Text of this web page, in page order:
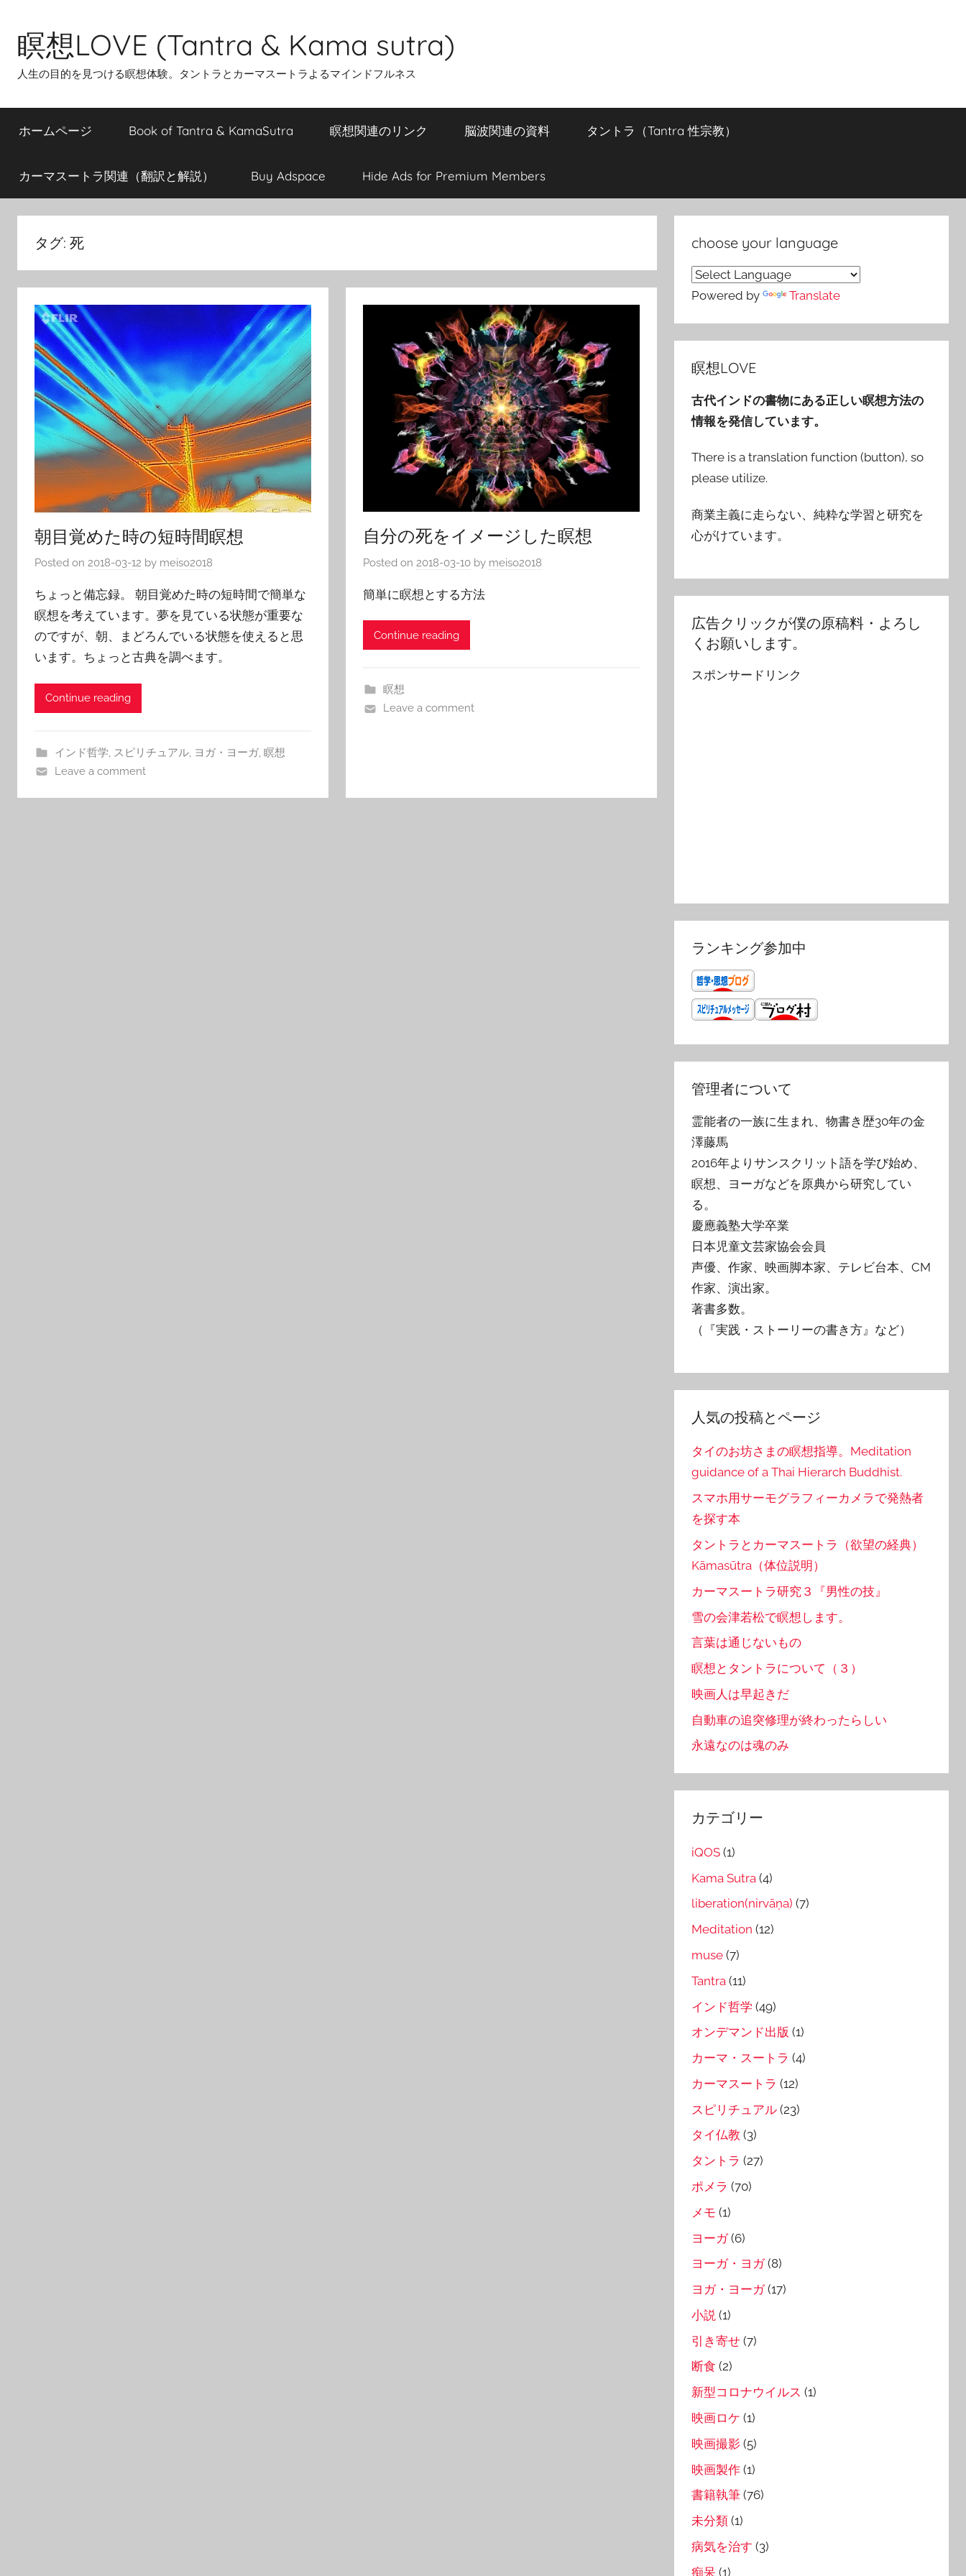
content
瞑想LOVE (Tantra & Kama sutra)
人生の目的を見つける瞑想体験。タントラとカーマスートラよるマインドフルネス
ホームページ Book of Tantra & KamaSutra 瞑想関連のリンク 脳波関連の資料 タントラ（Tantra 性宗教）
カーマスートラ関連（翻訳と解説） Buy Adspace Hide Ads for Premium Members
タグ: 死
朝目覚めた時の短時間瞑想
Posted on 2018-03-12 by meiso2018
ちょっと備忘録。 朝目覚めた時の短時間で簡単な
瞑想を考えています。夢を見ている状態が重要な
のですが、朝、まどろんでいる状態を使えると思
います。ちょっと古典を調べます。
Continue reading
インド哲学, スピリチュアル, ヨガ・ヨーガ, 瞑想
Leave a comment
自分の死をイメージした瞑想
Posted on2018-03-10 by meiso2018
簡単に瞑想とする方法
Continue reading
瞑想
Leave a comment
choose your language
Powered by Translate
瞑想LOVE
古代インドの書物にある正しい瞑想方法の
情報を発信しています。
There is a translation function (button), so
please utilize.
商業主義に走らない、純粋な学習と研究を
心がけています。
広告クリックが僕の原稿料・よろし
くお願いします。
スポンサードリンク
ランキング参加中
管理者について
霊能者の一族に生まれ、物書き歴30年の金
澤藤馬
2016年よりサンスクリット語を学び始め、
瞑想、ヨーガなどを原典から研究してい
る。
慶應義塾大学卒業
日本児童文芸家協会会員
声優、作家、映画脚本家、テレビ台本、CM
作家、演出家。
著書多数。
（『実践・ストーリーの書き方』など）
人気の投稿とページ
タイのお坊さまの瞑想指導。Meditation
guidance of a Thai Hierarch Buddhist.
スマホ用サーモグラフィーカメラで発熱者
を探す本
タントラとカーマスートラ（欲望の経典）
Kāmasūtra（体位説明）
カーマスートラ研究３『男性の技』
雪の会津若松で瞑想します。
言葉は通じないもの
瞑想とタントラについて（３）
映画人は早起きだ
自動車の追突修理が終わったらしい
永遠なのは魂のみ
カテゴリー
iQOS (1)
Kama Sutra (4)
liberation(nirvāṇa) (7)
Meditation (12)
muse (7)
Tantra (11)
インド哲学 (49)
オンデマンド出版 (1)
カーマ・スートラ (4)
カーマスートラ (12)
スピリチュアル (23)
タイ仏教 (3)
タントラ (27)
ポメラ (70)
メモ (1)
ヨーガ(6)
ヨーガ・ヨガ(8)
ヨガ・ヨーガ(17)
小説 (1)
引き寄せ (7)
断食 (2)
新型コロナウイルス (1)
映画ロケ (1)
映画撮影 (5)
映画製作 (1)
書籍執筆 (76)
未分類 (1)
病気を治す (3)
痴呆 (1)